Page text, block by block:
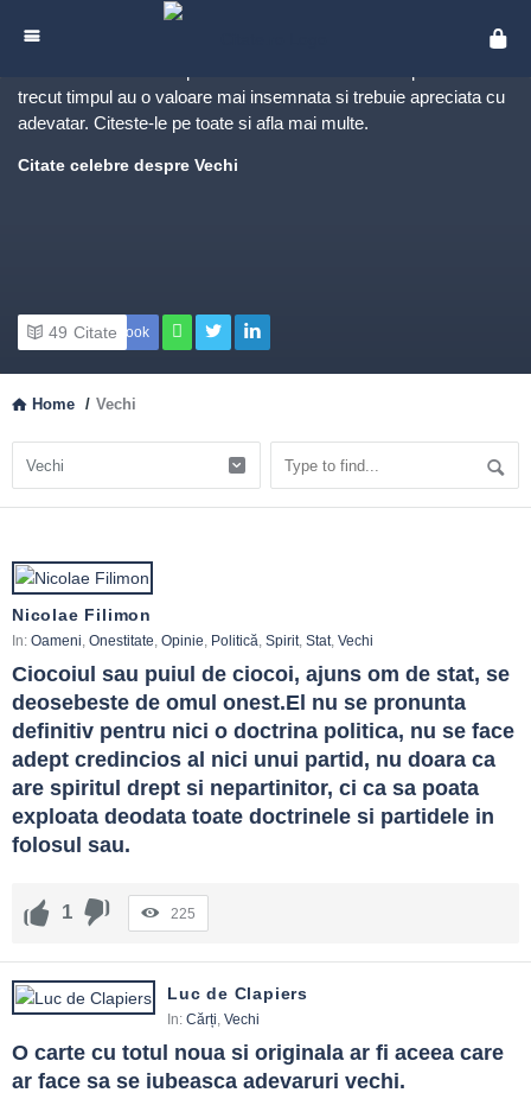
Citate despre Vechi
Iata cele mai interesante
, care iti vor
trecut timpul au o valoare mai insemnata si trebuie apreciata cu
adevatar. Citeste-le pe toate si afla mai multe.
Citate celebre despre Vechi
Facebook
49 Citate
Home / Vechi
Nicolae Filimon
In: Oameni, Onestitate, Opinie, Politică, Spirit, Stat, Vechi
Ciocoiul sau puiul de ciocoi, ajuns om de stat, se
deosebeste de omul onest.El nu se pronunta
definitiv pentru nici o doctrina politica, nu se face
adept credincios al nici unui partid, nu doara ca
are spiritul drept si nepartinitor, ci ca sa poata
exploata deodata toate doctrinele si partidele in
folosul sau.
1 225
Luc de Clapiers
In: Cărți, Vechi
O carte cu totul noua si originala ar fi aceea care
ar face sa se iubeasca adevaruri vechi.